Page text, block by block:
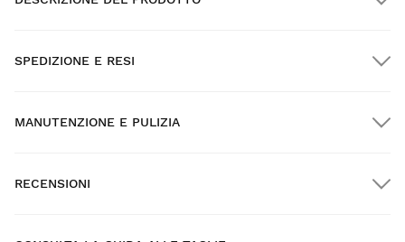
SPEDIZIONE E RESI
Consegna a domicilio oltre $300.00
MANUTENZIONE E PULIZIA
RECENSIONI